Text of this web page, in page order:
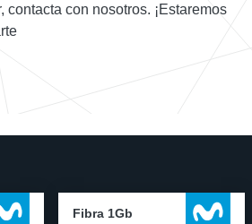
contacta con nosotros. ¡Estaremos
Fibra 1Gb